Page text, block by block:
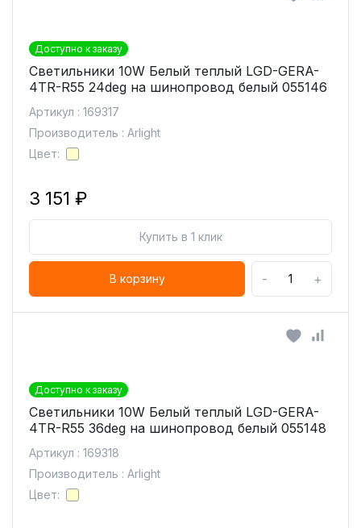
Доступно к заказу
Светильники 10W Белый теплый LGD-GERA-
4TR-R55 24deg на шинопровод белый 055146
Артикул : 169317
Производитель : Arlight
Цвет:
3 151 ₽
Купить в 1 клик
В корзину - +
Доступно к заказу
Светильники 10W Белый теплый LGD-GERA-
4TR-R55 36deg на шинопровод белый 055148
Артикул : 169318
Производитель : Arlight
Цвет: